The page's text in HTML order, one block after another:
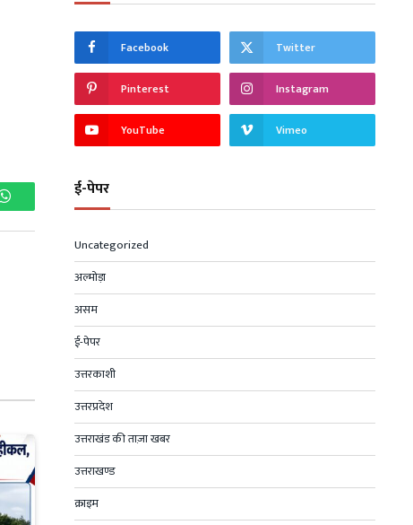
WhatsApp
Facebook Twitter
Pinterest Instagram
YouTube Vimeo
ई-पेपर
Uncategorized
अल्मोड़ा
असम
ई-पेपर
उत्तरकाशी
उत्तरप्रदेश
उत्तराखंड की ताज़ा खबर
उत्तराखण्ड
क्राइम